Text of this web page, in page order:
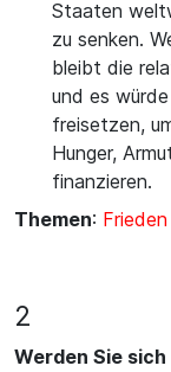
Staaten
zu senken.
bleibt die
und es
freisetzen,
Hunger,
finanzieren.
Themen:
2
Werden Sie